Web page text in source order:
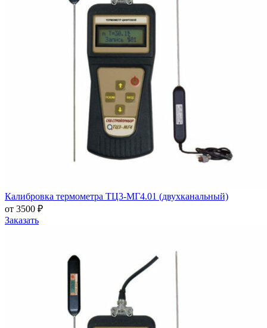
Калибровка термометра ТЦ3-МГ4.01 (двухканальный)
от 3500 ₽
Заказать